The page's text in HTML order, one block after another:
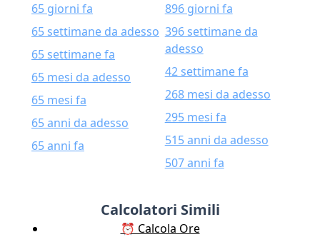
65 giorni fa
65 settimane da adesso
65 settimane fa
65 mesi da adesso
65 mesi fa
65 anni da adesso
65 anni fa
896 giorni fa
396 settimane da
adesso
42 settimane fa
268 mesi da adesso
295 mesi fa
515 anni da adesso
507 anni fa
Calcolatori Simili
⏰ Calcola Ore